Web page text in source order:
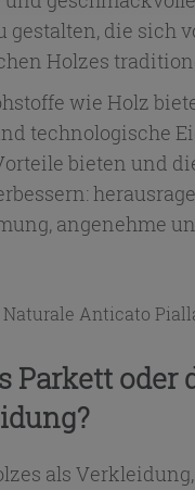
gestalten, die sich
Holzes
wie Holz
technologische
bieten und
angenehme
Parkett oder
als